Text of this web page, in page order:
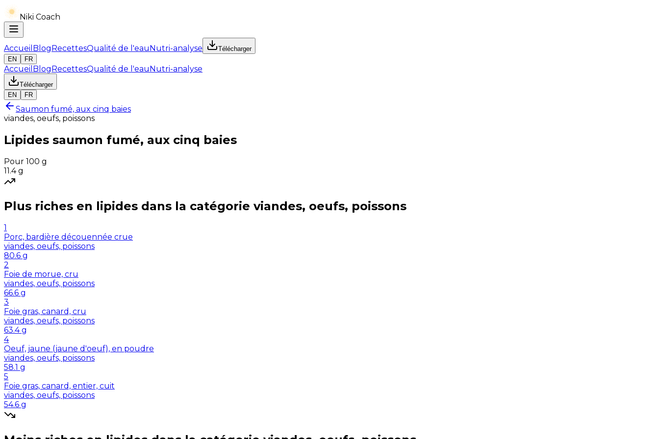
Niki Coach
Accueil BlogRecettesQualité de l'eauNutri-analyse
Télécharger
EN
FR
Accueil BlogRecettesQualité de l'eauNutri-analyse
Télécharger
EN
FR
Saumon fumé, aux cinq baies
viandes, oeufs, poissons
Lipides saumon fumé, aux cinq baies
Pour 100 g
11.4 g
Plus riches en lipides dans la catégorie viandes, oeufs, poissons
1
Porc, bardière découennée crue
viandes, oeufs, poissons
80.6 g
2
Foie de morue, cru
viandes, oeufs, poissons
66.6 g
3
Foie gras, canard, cru
viandes, oeufs, poissons
63.4 g
4
Oeuf, jaune (jaune d'oeuf), en poudre
viandes, oeufs, poissons
58.1 g
5
Foie gras, canard, entier, cuit
viandes, oeufs, poissons
54.6 g